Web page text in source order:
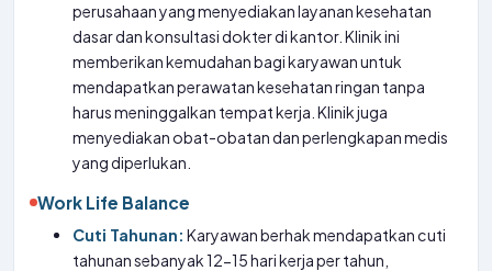
perusahaan yang menyediakan layanan kesehatan
dasar dan konsultasi dokter di kantor. Klinik ini
memberikan kemudahan bagi karyawan untuk
mendapatkan perawatan kesehatan ringan tanpa
harus meninggalkan tempat kerja. Klinik juga
menyediakan obat-obatan dan perlengkapan medis
yang diperlukan.
Work Life Balance
Cuti Tahunan: Karyawan berhak mendapatkan cuti
tahunan sebanyak 12-15 hari kerja per tahun,